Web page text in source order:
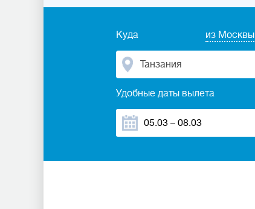
Куда из Москвы
Танзания
Удобные даты вылета